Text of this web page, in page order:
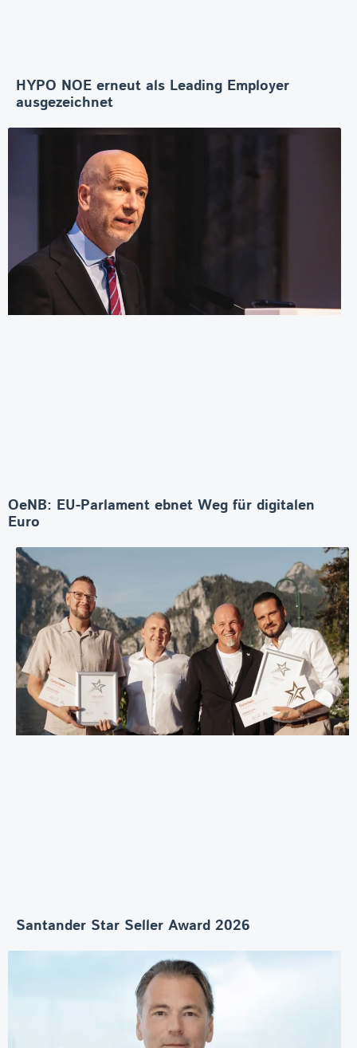
HYPO NOE erneut als Leading Employer
ausgezeichnet
OeNB: EU-Parlament ebnet Weg für digitalen
Euro
Santander Star Seller Award 2026